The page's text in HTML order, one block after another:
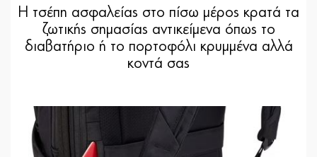
Η τσέπη ασφαλείας στο πίσω μέρος κρατά τα
ζωτικής σημασίας αντικείμενα όπως το
διαβατήριο ή το πορτοφόλι κρυμμένα αλλά
κοντά σας